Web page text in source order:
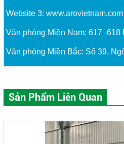
Website 3: www.arovietnam.com
Văn phòng Miền Nam: 617 -
Văn phòng Miền Bắc: Số 39,
Sản Phẩm Liên Quan